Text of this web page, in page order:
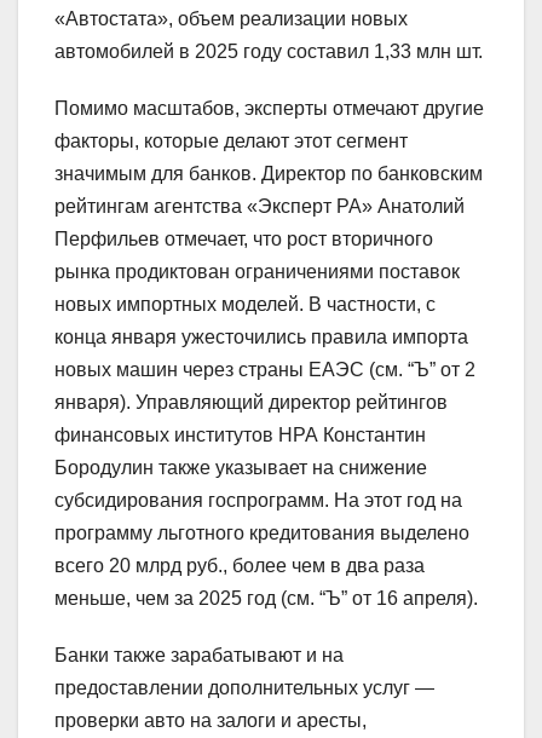
«Автостата», объем реализации новых
автомобилей в 2025 году составил 1,33 млн шт.
Помимо масштабов, эксперты отмечают другие
факторы, которые делают этот сегмент
значимым для банков. Директор по банковским
рейтингам агентства «Эксперт РА» Анатолий
Перфильев отмечает, что рост вторичного
рынка продиктован ограничениями поставок
новых импортных моделей. В частности, с
конца января ужесточились правила импорта
новых машин через страны ЕАЭС (см. “Ъ” от 2
января). Управляющий директор рейтингов
финансовых институтов НРА Константин
Бородулин также указывает на снижение
субсидирования госпрограмм. На этот год на
программу льготного кредитования выделено
всего 20 млрд руб., более чем в два раза
меньше, чем за 2025 год (см. “Ъ” от 16 апреля).
Банки также зарабатывают и на
предоставлении дополнительных услуг —
проверки авто на залоги и аресты,